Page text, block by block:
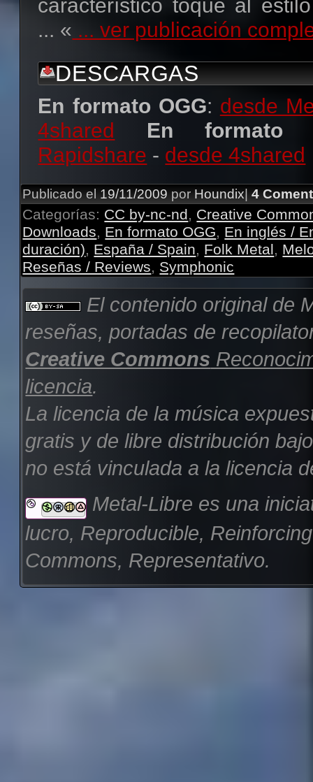
característico toque al
... « ... ver publicación
DESCARGAS
En formato OGG: desde
4shared
En formato
Rapidshare - desde 4shared
Publicado el 19/11/2009 por Houndix| 4
Categorías: CC by-nc-nd
Creative
Downloads
En formato OGG
En inglés /
duración)
España / Spain Folk Metal
Reseñas / Reviews
Symphonic
El contenido original de
reseñas, portadas de
Creative Commons
licencia.
La licencia de la música
gratis y de libre distribución
no está vinculada a la licencia
Metal-Libre es una
lucro, Reproducible,
Commons, Representativo.